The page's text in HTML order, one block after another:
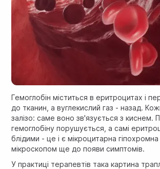
Гемоглобін міститься в еритроцитах і
до тканин, а вуглекислий газ - назад.
залізо: саме воно зв'язується з киснем.
гемоглобіну порушується, а самі
блідими - це і є мікроцитарна
мікроскопом ще до появи симптомів.
У практиці терапевтів така картина